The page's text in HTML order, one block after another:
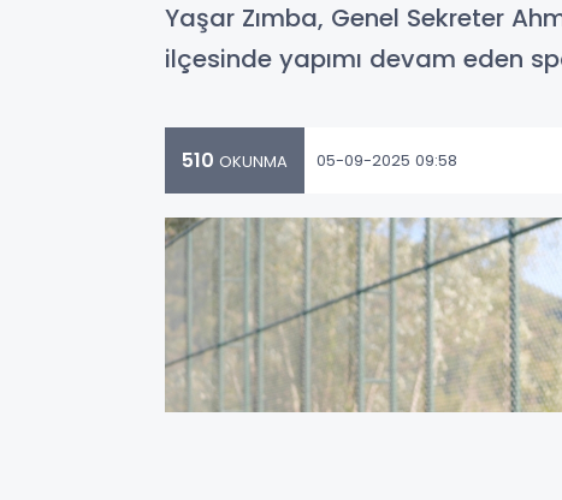
Yaşar Zımba, Genel Sekreter
ilçesinde yapımı devam eden
510 OKUNMA 05-09-2025 09:58